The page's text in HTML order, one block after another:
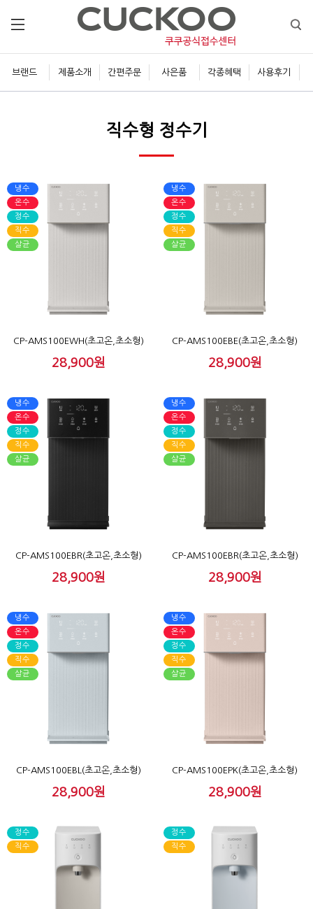
브랜드 제품소개 간편주문 사은품 각종혜택 사용후기
직수형 정수기
CP-AMS100EWH(초고온,초소형)
28,900원
냉수
온수
정수
직수
살균
CP-AMS100EBE(초고온,초소형)
28,900원
냉수
온수
정수
직수
살균
CP-AMS100EBR(초고온,초소형)
28,900원
냉수
온수
정수
직수
살균
CP-AMS100EBR(초고온,초소형)
28,900원
냉수
온수
정수
직수
살균
CP-AMS100EBL(초고온,초소형)
28,900원
냉수
온수
정수
직수
살균
CP-AMS100EPK(초고온,초소형)
28,900원
냉수
온수
정수
직수
살균
정수
직수
정수
직수